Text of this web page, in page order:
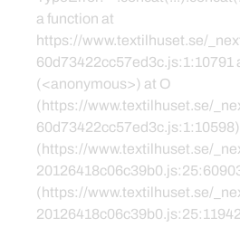
a function at
https://www.textilhuset.se/
60d73422cc57ed3c.js:1:10791
(<anonymous>) at O
(https://www.textilhuset.se/
(https://www.textilhuset.se/
(https://www.textilhuset.se/